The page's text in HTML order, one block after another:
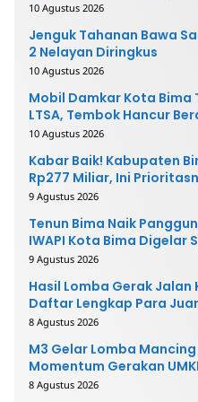
10 Agustus 2026
Jenguk Tahanan Bawa
2 Nelayan Diringkus
10 Agustus 2026
Mobil Damkar Kota
LTSA, Tembok Hancur
10 Agustus 2026
Kabar Baik! Kabupaten
Rp277 Miliar, Ini
9 Agustus 2026
Tenun Bima Naik
IWAPI Kota Bima Digelar
9 Agustus 2026
Hasil Lomba Gerak Jalan
Daftar Lengkap Para
8 Agustus 2026
M3 Gelar Lomba Mancing
Momentum Gerakan
8 Agustus 2026